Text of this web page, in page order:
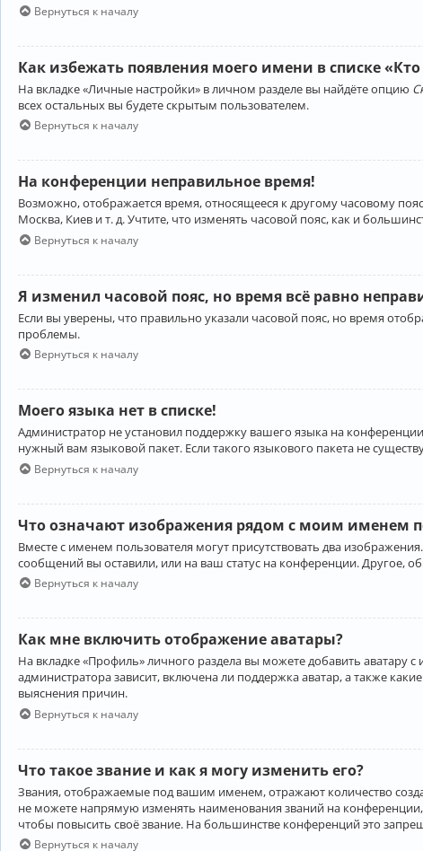
Вернуться к началу
Как избежать появления моего имени в списке
На вкладке «Личные настройки» в личном разделе вы найдёте опцию
всех остальных вы будете скрытым пользователем.
Вернуться к началу
На конференции неправильное время!
Возможно, отображается время, относящееся к другому часовому
Москва, Киев и т. д. Учтите, что изменять часовой пояс, как и
Вернуться к началу
Я изменил часовой пояс, но время всё равно
Если вы уверены, что правильно указали часовой пояс, но время
проблемы.
Вернуться к началу
Моего языка нет в списке!
Администратор не установил поддержку вашего языка на
нужный вам языковой пакет. Если такого языкового пакета не
Вернуться к началу
Что означают изображения рядом с моим именем
Вместе с именем пользователя могут присутствовать два
сообщений вы оставили, или на ваш статус на конференции. Другое,
Вернуться к началу
Как мне включить отображение аватары?
На вкладке «Профиль» личного раздела вы можете добавить аватару с
администратора зависит, включена ли поддержка аватар, а также
выяснения причин.
Вернуться к началу
Что такое звание и как я могу изменить его?
Звания, отображаемые под вашим именем, отражают количество
не можете напрямую изменять наименования званий на
чтобы повысить своё звание. На большинстве конференций это
Вернуться к началу